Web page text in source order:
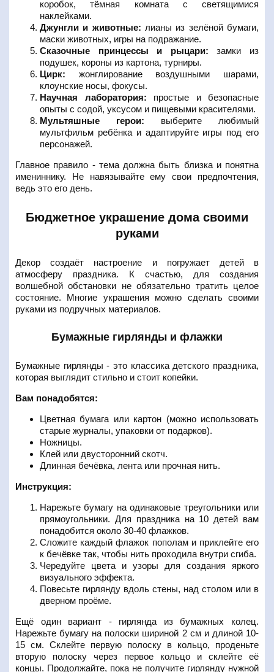
коробок, тёмная комната с светящимися
наклейками.
Джунгли и животные: лианы из зелёной бумаги,
маски животных, игры на подражание.
Сказочные принцессы и рыцари: замки из
подушек, короны из картона, турниры.
Цирк: жонглирование воздушными шарами,
клоунские носы, фокусы.
Научная лаборатория: простые и безопасные
опыты с содой, уксусом и пищевыми красителями.
Мультяшные герои: выберите любимый
мультфильм ребёнка и адаптируйте игры под его
персонажей.
Главное правило - тема должна быть близка и понятна
имениннику. Не навязывайте ему свои предпочтения,
ведь это его день.
Бюджетное украшение дома своими
руками
Декор создаёт настроение и погружает детей в
атмосферу праздника. К счастью, для создания
волшебной обстановки не обязательно тратить целое
состояние. Многие украшения можно сделать своими
руками из подручных материалов.
Бумажные гирлянды и флажки
Бумажные гирлянды - это классика детского праздника,
которая выглядит стильно и стоит копейки.
Вам понадобятся:
Цветная бумага или картон (можно использовать
старые журналы, упаковки от подарков).
Ножницы.
Клей или двусторонний скотч.
Длинная бечёвка, лента или прочная нить.
Инструкция:
Нарежьте бумагу на одинаковые треугольники или
прямоугольники. Для праздника на 10 детей вам
понадобится около 30-40 флажков.
Сложите каждый флажок пополам и приклейте его
к бечёвке так, чтобы нить проходила внутри сгиба.
Чередуйте цвета и узоры для создания яркого
визуального эффекта.
Повесьте гирлянду вдоль стены, над столом или в
дверном проёме.
Ещё один вариант - гирлянда из бумажных колец.
Нарежьте бумагу на полоски шириной 2 см и длиной 10-
15 см. Склейте первую полоску в кольцо, проденьте
вторую полоску через первое кольцо и склейте её
концы. Продолжайте, пока не получите гирлянду нужной